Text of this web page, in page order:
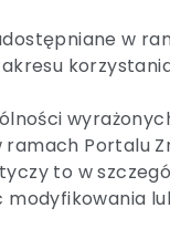
w
Portalu
to w